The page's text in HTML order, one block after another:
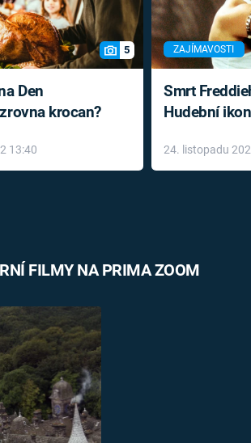
5
Den
krocan?
13:40
ZAJÍMAVOSTI
Smrt
Hudební
léky
24. listopadu
FILMY NA PRIMA ZOOM